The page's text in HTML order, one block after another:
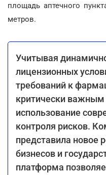
площадь аптечного
метров.
Учитывая
лицензионных
требований к
критически важным
использование
контроля рисков.
представила новое
бизнесов и
платформа